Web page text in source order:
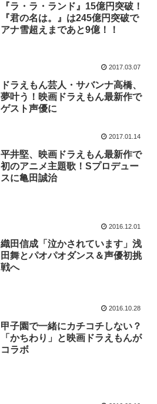
『ラ・ラ・ランド』15億円突破！
『君の名は。』は245億円突破で
アナ雪超えまであと9億！！
2017.03.07
ドラえもん芸人・サバンナ高橋、
夢叶う！映画ドラえもん最新作で
ゲスト声優に
2017.01.14
平井堅、映画ドラえもん最新作で
初のアニメ主題歌！Sプロデュー
スに亀田誠治
2016.12.01
織田信成「泣かされています」浅
田舞とパオパオダンス＆声優初挑
戦へ
2016.10.28
甲子園で一緒にカチコチしない？
「かちわり」と映画ドラえもんが
コラボ